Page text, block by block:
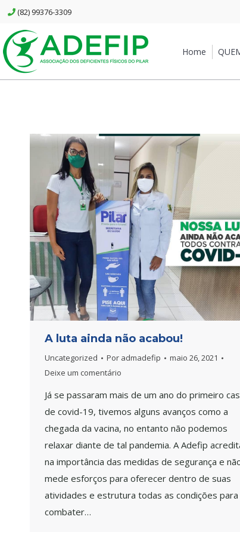
(82) 99376-3309
Home
A luta ainda não acabou!
Uncategorized Por admadefip
maio 26, 2021
Deixe um comentário
Já se passaram mais de um ano do primeiro
de covid-19, tivemos alguns avanços como a
chegada da vacina, no entanto não podemos
relaxar diante de tal pandemia. A Adefip
na importância das medidas de segurança e
mede esforços para oferecer dentro de suas
atividades e estrutura todas as condições para
combater…